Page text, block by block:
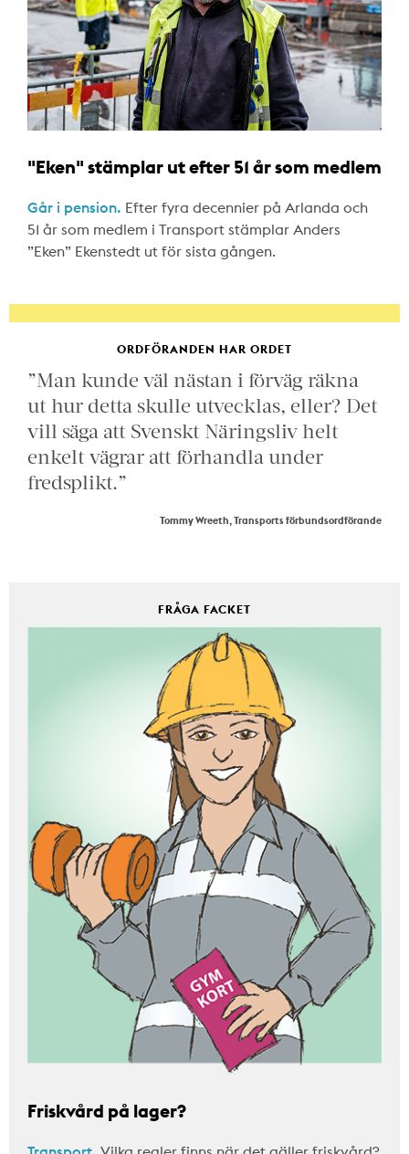
"Eken" stämplar ut efter 51 år som medlem
Går i pension. Efter fyra decennier på Arlanda och
51 år som medlem i Transport stämplar Anders
”Eken” Ekenstedt ut för sista gången.
ORDFÖRANDEN HAR ORDET
”Man kunde väl nästan i förväg räkna
ut hur detta skulle utvecklas, eller? Det
vill säga att Svenskt Näringsliv helt
enkelt vägrar att förhandla under
fredsplikt.”
Tommy Wreeth, Transports förbundsordförande
FRÅGA FACKET
Friskvård på lager?